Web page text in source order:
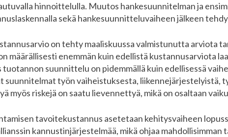
hinnoittelulla. Muutos hankesuunnitelman ja
sekä hankesuunnitteluvaiheen jälkeen
on tehty maaliskuussa valmistunutta arviota
määrällisesti enemmän kuin edellistä kustannusarviota
suunnittelu on pidemmällä kuin edellisessä
suunnitelmat työn vaiheistuksesta, liikennejärjestelyistä,
myös riskejä on saatu lievennettyä, mikä on osaltaan
tavoitekustannus asetetaan kehitysvaiheen
kannustinjärjestelmää, mikä ohjaa